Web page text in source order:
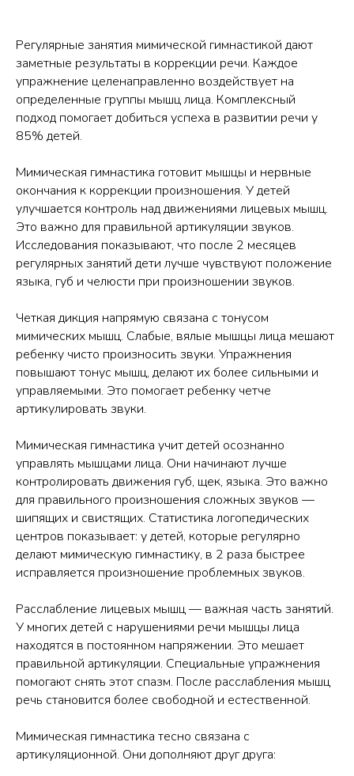
Регулярные занятия мимической гимнастикой дают
заметные результаты в коррекции речи. Каждое
упражнение целенаправленно воздействует на
определенные группы мышц лица. Комплексный
подход помогает добиться успеха в развитии речи у
85% детей.
Мимическая гимнастика готовит мышцы и нервные
окончания к коррекции произношения. У детей
улучшается контроль над движениями лицевых мышц.
Это важно для правильной артикуляции звуков.
Исследования показывают, что после 2 месяцев
регулярных занятий дети лучше чувствуют положение
языка, губ и челюсти при произношении звуков.
Четкая дикция напрямую связана с тонусом
мимических мышц. Слабые, вялые мышцы лица мешают
ребенку чисто произносить звуки. Упражнения
повышают тонус мышц, делают их более сильными и
управляемыми. Это помогает ребенку четче
артикулировать звуки.
Мимическая гимнастика учит детей осознанно
управлять мышцами лица. Они начинают лучше
контролировать движения губ, щек, языка. Это важно
для правильного произношения сложных звуков —
шипящих и свистящих. Статистика логопедических
центров показывает: у детей, которые регулярно
делают мимическую гимнастику, в 2 раза быстрее
исправляется произношение проблемных звуков.
Расслабление лицевых мышц — важная часть занятий.
У многих детей с нарушениями речи мышцы лица
находятся в постоянном напряжении. Это мешает
правильной артикуляции. Специальные упражнения
помогают снять этот спазм. После расслабления мышц
речь становится более свободной и естественной.
Мимическая гимнастика тесно связана с
артикуляционной. Они дополняют друг друга: